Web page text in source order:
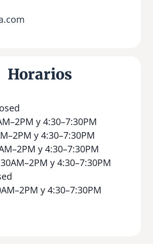
Horarios
y 4:30–7:30PM
y 4:30–7:30PM
y 4:30–7:30PM
y 4:30–7:30PM
y 4:30–7:30PM